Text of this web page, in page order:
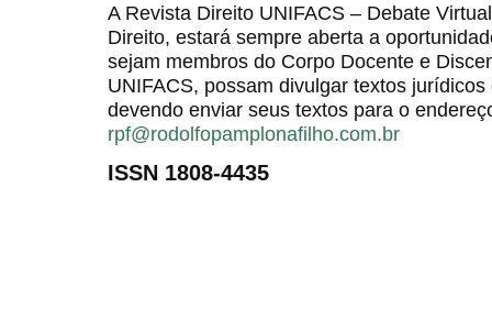
A Revista Direito UNIFACS – Debate
Direito, estará sempre aberta a
sejam membros do Corpo Docente e
UNIFACS, possam divulgar textos
devendo enviar seus textos para o
rpf@rodolfopamplonafilho.com.br
ISSN 1808-4435